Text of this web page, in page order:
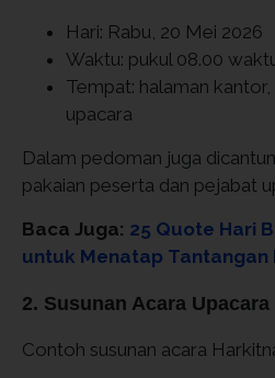
Hari: Rabu, 20 Mei 2026
Waktu: pukul 08.00
Tempat: halaman
upacara
Dalam pedoman juga
pakaian peserta dan pejabat
Baca Juga: 25 Quote Hari
untuk Menatap Tantangan
2. Susunan Acara Upacara
Contoh susunan acara